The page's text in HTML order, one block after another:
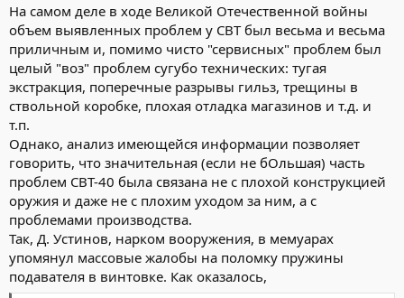
На самом деле в ходе Великой Отечественной войны
объем выявленных проблем у СВТ был весьма и весьма
приличным и, помимо чисто "сервисных" проблем был
целый "воз" проблем сугубо технических: тугая
экстракция, поперечные разрывы гильз, трещины в
ствольной коробке, плохая отладка магазинов и т.д. и
т.п.
Однако, анализ имеющейся информации позволяет
говорить, что значительная (если не бОльшая) часть
проблем СВТ-40 была связана не с плохой конструкцией
оружия и даже не с плохим уходом за ним, а с
проблемами производства.
Так, Д. Устинов, нарком вооружения, в мемуарах
упомянул массовые жалобы на поломку пружины
подавателя в винтовке. Как оказалось,